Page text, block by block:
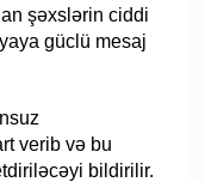
şəxslərin ciddi
güclü mesaj
verib və bu
bildirilir.